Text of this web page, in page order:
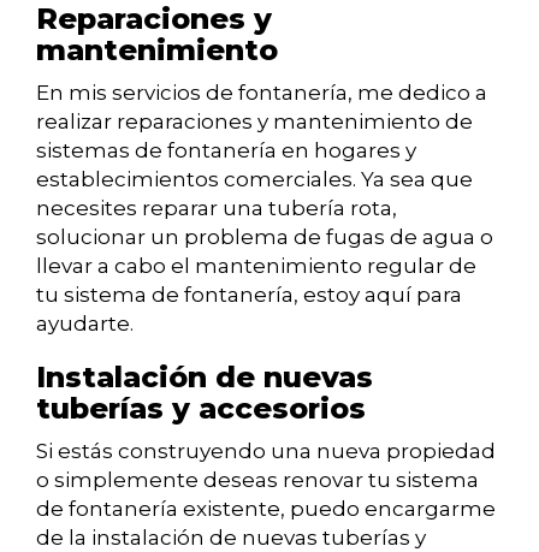
Reparaciones y
mantenimiento
En mis servicios de fontanería, me dedico a
realizar reparaciones y mantenimiento de
sistemas de fontanería en hogares y
establecimientos comerciales. Ya sea que
necesites reparar una tubería rota,
solucionar un problema de fugas de agua o
llevar a cabo el mantenimiento regular de
tu sistema de fontanería, estoy aquí para
ayudarte.
Instalación de nuevas
tuberías y accesorios
Si estás construyendo una nueva propiedad
o simplemente deseas renovar tu sistema
de fontanería existente, puedo encargarme
de la instalación de nuevas tuberías y